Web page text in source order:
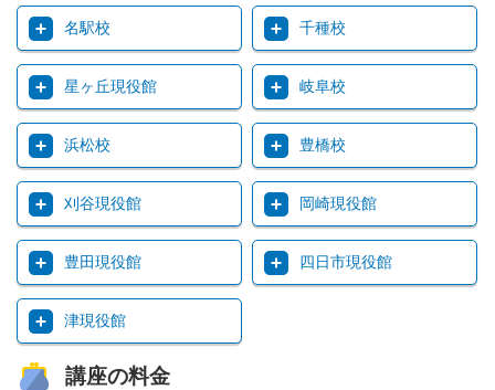
名駅校 千種校
星ヶ丘現役館 岐阜校
浜松校 豊橋校
刈谷現役館 岡崎現役館
豊田現役館 四日市現役館
津現役館
講座の料金